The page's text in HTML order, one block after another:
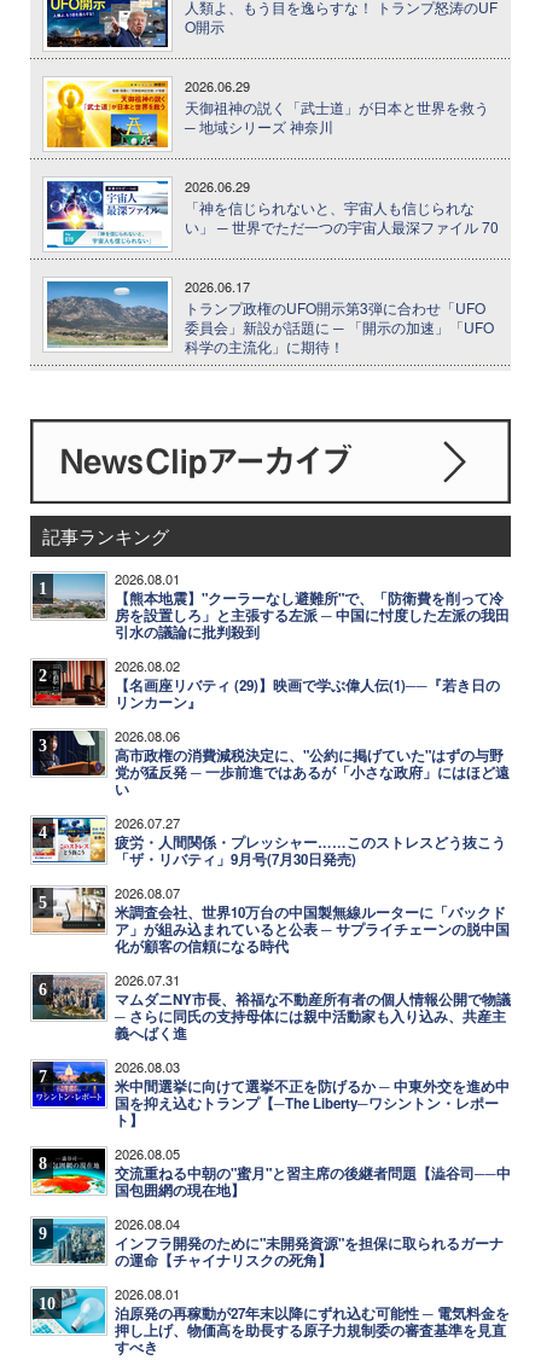
人類よ、もう目を逸らすな！ トランプ怒涛のUF
O開示
2026.06.29
天御祖神の説く「武士道」が日本と世界を救う
─ 地域シリーズ 神奈川
2026.06.29
「神を信じられないと、宇宙人も信じられな
い」 ─ 世界でただ一つの宇宙人最深ファイル 70
2026.06.17
トランプ政権のUFO開示第3弾に合わせ「UFO
委員会」新設が話題に ─ 「開示の加速」「UFO
科学の主流化」に期待！
記事ランキング
1 2026.08.01
【熊本地震】"クーラーなし避難所"で、「防衛費を削って冷
房を設置しろ」と主張する左派 ─ 中国に忖度した左派の我田
引水の議論に批判殺到
2 2026.08.02
【名画座リバティ (29)】映画で学ぶ偉人伝(1)──『若き日の
リンカーン』
3 2026.08.06
高市政権の消費減税決定に、"公約に掲げていた"はずの与野
党が猛反発 ─ 一歩前進ではあるが「小さな政府」にはほど遠
い
4 2026.07.27
疲労・人間関係・プレッシャー……このストレスどう抜こう
「ザ・リバティ」9月号(7月30日発売)
5 2026.08.07
米調査会社、世界10万台の中国製無線ルーターに「バックド
ア」が組み込まれていると公表 ─ サプライチェーンの脱中国
化が顧客の信頼になる時代
6 2026.07.31
マムダニNY市長、裕福な不動産所有者の個人情報公開で物議
─ さらに同氏の支持母体には親中活動家も入り込み、共産主
義へばく進
7 2026.08.03
米中間選挙に向けて選挙不正を防げるか ─ 中東外交を進め中
国を抑え込むトランプ【─The Liberty─ワシントン・レポー
ト】
8 2026.08.05
交流重ねる中朝の"蜜月"と習主席の後継者問題【澁谷司──中
国包囲網の現在地】
9 2026.08.04
インフラ開発のために"未開発資源"を担保に取られるガーナ
の運命【チャイナリスクの死角】
10 2026.08.01
泊原発の再稼動が27年末以降にずれ込む可能性 ─ 電気料金を
押し上げ、物価高を助長する原子力規制委の審査基準を見直
すべき